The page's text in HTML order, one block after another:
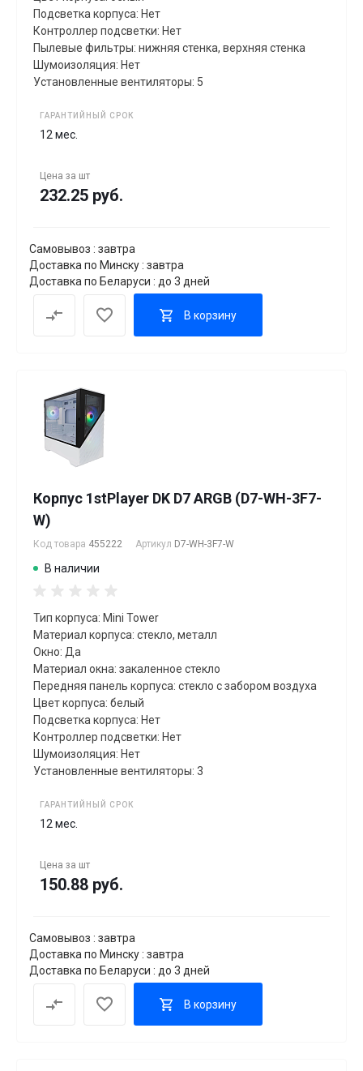
Подсветка корпуса: Нет
Контроллер подсветки: Нет
Пылевые фильтры: нижняя стенка, верхняя стенка
Шумоизоляция: Нет
Установленные вентиляторы: 5
ГАРАНТИЙНЫЙ СРОК
12 мес.
Цена за шт
232.25 руб.
Самовывоз : завтра
Доставка по Минску : завтра
Доставка по Беларуси : до 3 дней
В корзину
Корпус 1stPlayer DK D7 ARGB (D7-WH-3F7-
W)
Код товара 455222 Артикул D7-WH-3F7-W
В наличии
Тип корпуса: Mini Tower
Материал корпуса: стекло, металл
Окно: Да
Материал окна: закаленное стекло
Передняя панель корпуса: стекло с забором воздуха
Цвет корпуса: белый
Подсветка корпуса: Нет
Контроллер подсветки: Нет
Шумоизоляция: Нет
Установленные вентиляторы: 3
ГАРАНТИЙНЫЙ СРОК
12 мес.
Цена за шт
150.88 руб.
Самовывоз : завтра
Доставка по Минску : завтра
Доставка по Беларуси : до 3 дней
В корзину